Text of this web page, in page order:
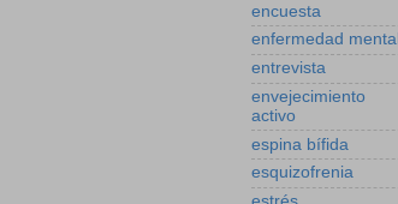
encuesta
enfermedad mental
entrevista
envejecimiento
activo
espina bífida
esquizofrenia